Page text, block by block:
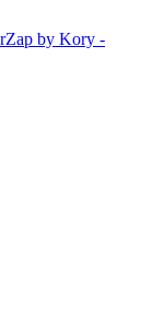
by Kory -